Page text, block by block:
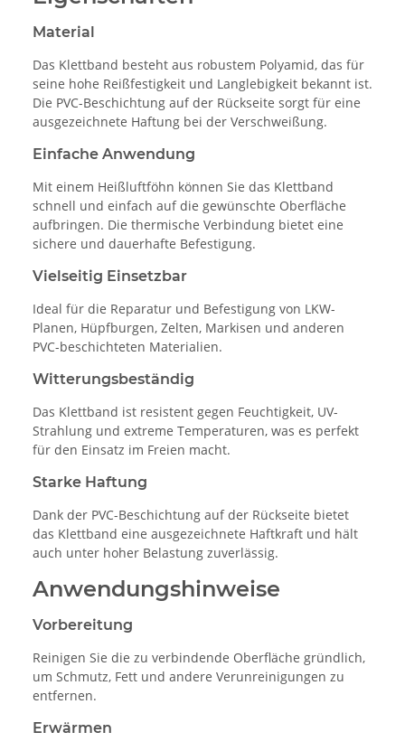
Material
Das Klettband besteht aus robustem Polyamid, das für
seine hohe Reißfestigkeit und Langlebigkeit bekannt ist.
Die PVC-Beschichtung auf der Rückseite sorgt für eine
ausgezeichnete Haftung bei der Verschweißung.
Einfache Anwendung
Mit einem Heißluftföhn können Sie das Klettband
schnell und einfach auf die gewünschte Oberfläche
aufbringen. Die thermische Verbindung bietet eine
sichere und dauerhafte Befestigung.
Vielseitig Einsetzbar
Ideal für die Reparatur und Befestigung von LKW-
Planen, Hüpfburgen, Zelten, Markisen und anderen
PVC-beschichteten Materialien.
Witterungsbeständig
Das Klettband ist resistent gegen Feuchtigkeit, UV-
Strahlung und extreme Temperaturen, was es perfekt
für den Einsatz im Freien macht.
Starke Haftung
Dank der PVC-Beschichtung auf der Rückseite bietet
das Klettband eine ausgezeichnete Haftkraft und hält
auch unter hoher Belastung zuverlässig.
Anwendungshinweise
Vorbereitung
Reinigen Sie die zu verbindende Oberfläche gründlich,
um Schmutz, Fett und andere Verunreinigungen zu
entfernen.
Erwärmen